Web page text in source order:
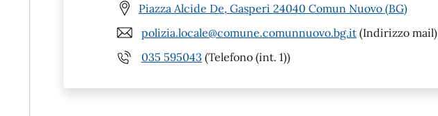
Piazza Alcide De, Gasperi 24040 Comun Nuovo (BG)
polizia.locale@comune.comunnuovo.bg.it (Indirizzo mail)
035 595043 (Telefono (int. 1))